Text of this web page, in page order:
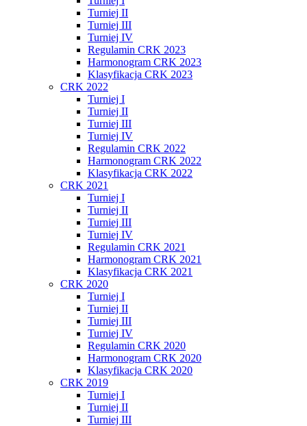
Turniej II
Turniej III
Turniej IV
Regulamin CRK 2023
Harmonogram CRK 2023
Klasyfikacja CRK 2023
CRK 2022
Turniej I
Turniej II
Turniej III
Turniej IV
Regulamin CRK 2022
Harmonogram CRK 2022
Klasyfikacja CRK 2022
CRK 2021
Turniej I
Turniej II
Turniej III
Turniej IV
Regulamin CRK 2021
Harmonogram CRK 2021
Klasyfikacja CRK 2021
CRK 2020
Turniej I
Turniej II
Turniej III
Turniej IV
Regulamin CRK 2020
Harmonogram CRK 2020
Klasyfikacja CRK 2020
CRK 2019
Turniej I
Turniej II
Turniej III